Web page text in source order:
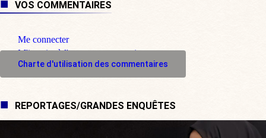
VOS COMMENTAIRES
Me connecter
M'inscrire à l'espace commentaire
Charte d'utilisation des commentaires
REPORTAGES/GRANDES ENQUÊTES